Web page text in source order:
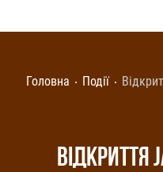
Головна Події
ВІДКРИТТЯ